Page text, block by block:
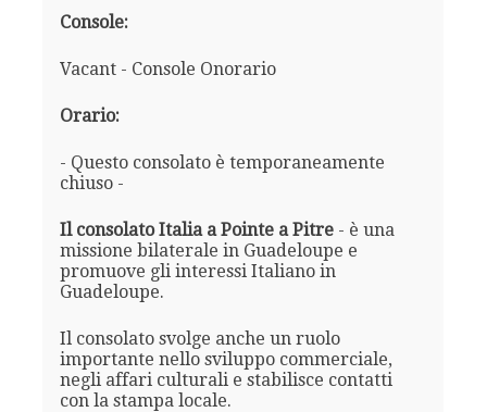
Console:
Vacant - Console Onorario
Orario:
- Questo consolato è temporaneamente
chiuso -
Il consolato Italia a Pointe a Pitre- è una
missione bilaterale in Guadeloupe e
promuove gli interessi Italiano in
Guadeloupe.
Il consolato svolge anche un ruolo
importante nello sviluppo commerciale,
negli affari culturali e stabilisce contatti
con la stampa locale.